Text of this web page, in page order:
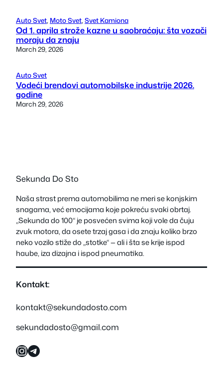
Auto Svet, Moto Svet, Svet Kamiona
Od 1. aprila strože kazne u saobraćaju: šta vozači
moraju da znaju
March 29, 2026
Auto Svet
Vodeći brendovi automobilske industrije 2026.
godine
March 29, 2026
Sekunda Do Sto
Naša strast prema automobilima ne meri se konjskim
snagama, već emocijama koje pokreću svaki obrtaj.
„Sekunda do 100“ je posvećen svima koji vole da čuju
zvuk motora, da osete trzaj gasa i da znaju koliko brzo
neko vozilo stiže do „stotke“ — ali i šta se krije ispod
haube, iza dizajna i ispod pneumatika.
Kontakt:
kontakt@sekundadosto.com
sekundadosto@gmail.com
InstagramTelegram